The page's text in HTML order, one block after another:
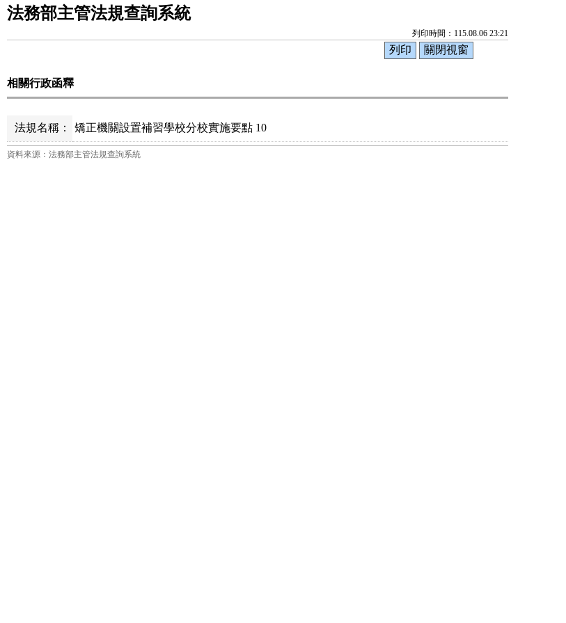
法務部主管法規查詢系統
列印時間：115.08.06 23:21
相關行政函釋
法規名稱： 矯正機關設置補習學校分校實施要點 10
資料來源：法務部主管法規查詢系統